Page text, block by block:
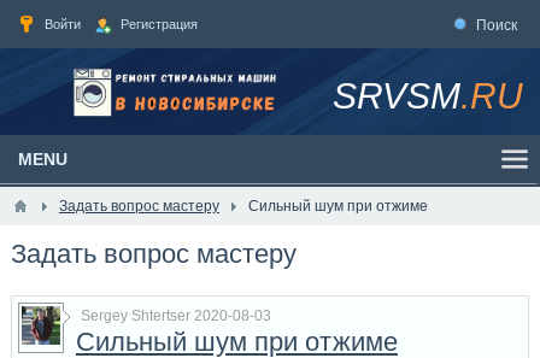
Войти Регистрация Поиск
SRVSM.RU
MENU
Задать вопрос мастеру Сильный шум при отжиме
Задать вопрос мастеру
Sergey Shtertser 2020-08-03
Сильный шум при отжиме